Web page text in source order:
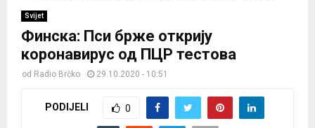
Svijet
Финска: Пси брже открију
коронавирус од ПЦР тестова
od Radio Brčko 29.10.2020 - 10:51
PODIJELI 0